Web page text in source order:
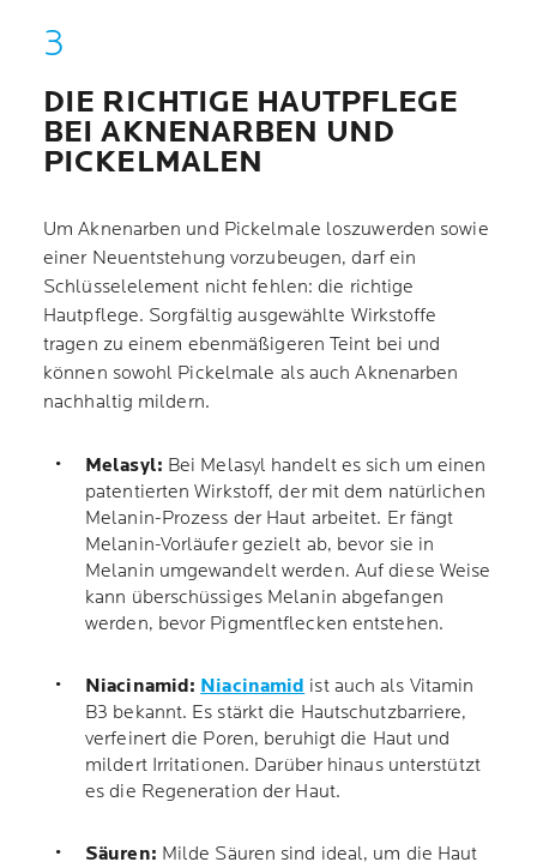
DIE RICHTIGE HAUTPFLEGE
BEI AKNENARBEN UND
PICKELMALEN
Um Aknenarben und Pickelmale loszuwerden sowie
einer Neuentstehung vorzubeugen, darf ein
Schlüsselelement nicht fehlen: die richtige
Hautpflege. Sorgfältig ausgewählte Wirkstoffe
tragen zu einem ebenmäßigeren Teint bei und
können sowohl Pickelmale als auch Aknenarben
nachhaltig mildern.
Melasyl: Bei Melasyl handelt es sich um einen
patentierten Wirkstoff, der mit dem natürlichen
Melanin-Prozess der Haut arbeitet. Er fängt
Melanin-Vorläufer gezielt ab, bevor sie in
Melanin umgewandelt werden. Auf diese Weise
kann überschüssiges Melanin abgefangen
werden, bevor Pigmentflecken entstehen.
Niacinamid: Niacinamid ist auch als Vitamin
B3 bekannt. Es stärkt die Hautschutzbarriere,
verfeinert die Poren, beruhigt die Haut und
mildert Irritationen. Darüber hinaus unterstützt
es die Regeneration der Haut.
Säuren: Milde Säuren sind ideal, um die Haut